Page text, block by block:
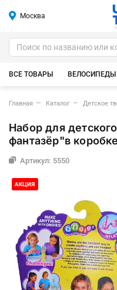
Москва
ВСЕ ТОВАРЫ ВЕЛОСИПЕДЫ
Главная Каталог Детское
Набор для
фантазёр"в коробке
Артикул: 5550